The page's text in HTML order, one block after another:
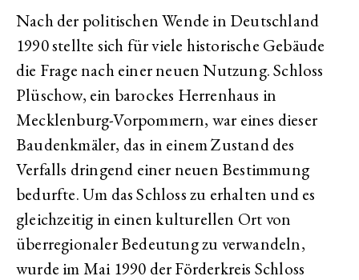
Nach der politischen Wende in Deutschland
1990 stellte sich für viele historische Gebäude
die Frage nach einer neuen Nutzung. Schloss
Plüschow, ein barockes Herrenhaus in
Mecklenburg-Vorpommern, war eines dieser
Baudenkmäler, das in einem Zustand des
Verfalls dringend einer neuen Bestimmung
bedurfte. Um das Schloss zu erhalten und es
gleichzeitig in einen kulturellen Ort von
überregionaler Bedeutung zu verwandeln,
wurde im Mai 1990 der Förderkreis Schloss